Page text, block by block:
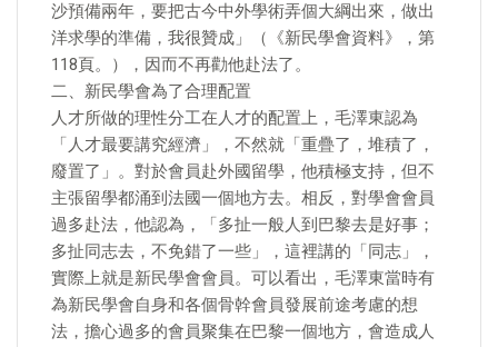
沙預備兩年，要把古今中外學術弄個大綱出來，做出
洋求學的準備，我很贊成」（《新民學會資料》，第
118頁。），因而不再勸他赴法了。
二、新民學會為了合理配置
人才所做的理性分工在人才的配置上，毛澤東認為
「人才最要講究經濟」，不然就「重疊了，堆積了，
廢置了」。對於會員赴外國留學，他積極支持，但不
主張留學都涌到法國一個地方去。相反，對學會會員
過多赴法，他認為，「多扯一般人到巴黎去是好事；
多扯同志去，不免錯了一些」，這裡講的「同志」，
實際上就是新民學會會員。可以看出，毛澤東當時有
為新民學會自身和各個骨幹會員發展前途考慮的想
法，擔心過多的會員聚集在巴黎一個地方，會造成人